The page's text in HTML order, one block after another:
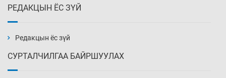
23 цаг 32 мин
РЕДАКЦЫН ЁС ЗҮЙ
Редакцын ёс зүй
СУРТАЛЧИЛГАА БАЙРШУУЛАХ